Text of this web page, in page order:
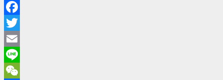
Facebook
Twitter
Email
Line